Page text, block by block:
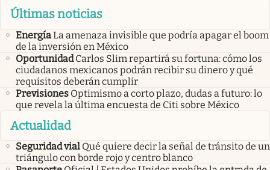
Últimas noticias
EnergíaLa amenaza invisible que podría apagar el boom
de la inversión en México
Oportunidad Carlos Slim repartirá su fortuna: cómo los
ciudadanos mexicanos podrán recibir su dinero y qué
requisitos deberán cumplir
Previsiones Optimismo a corto plazo, dudas a futuro: lo
que revela la última encuesta de Citi sobre México
Actualidad
Seguridad vial Qué quiere decir la señal de tránsito de un
triángulo con borde rojo y centro blanco